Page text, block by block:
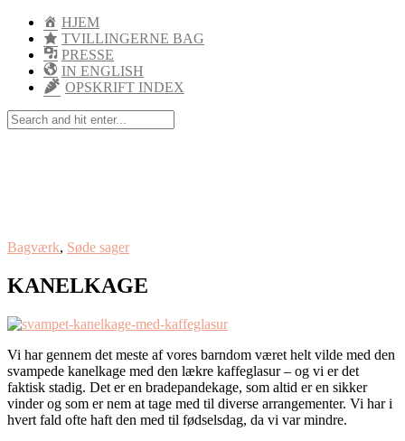
HJEM
TVILLINGERNE BAG
PRESSE
IN ENGLISH
OPSKRIFT INDEX
Bagværk, Søde sager
KANELKAGE
Vi har gennem det meste af vores barndom været helt vilde med den
svampede kanelkage med den lækre kaffeglasur – og vi er det
faktisk stadig. Det er en bradepandekage, som altid er en sikker
vinder og som er nem at tage med til diverse arrangementer. Vi har i
hvert fald ofte haft den med til fødselsdag, da vi var mindre.